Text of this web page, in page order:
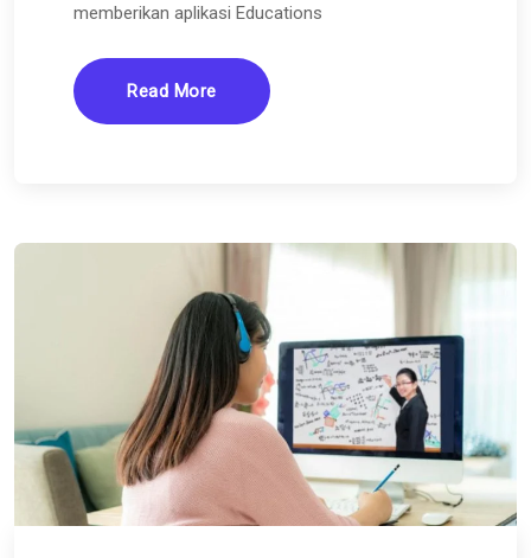
memberikan aplikasi Educations
Read More